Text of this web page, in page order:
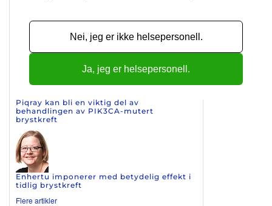
Tukysa kan bli ny førstelinje
vedlikeholdsbehandling ved HER2+
metastatisk brystkreft
overlevelsestendenser
Piqray kan bli en viktig del av
behandlingen av PIK3CA-mutert
brystkreft
Enhertu imponerer med betydelig effekt i
tidlig brystkreft
Flere artikler
Nei, jeg er ikke helsepersonell.
Ja, jeg er helsepersonell.